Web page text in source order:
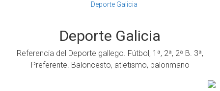
Deporte Galicia
Referencia del Deporte gallego. Fútbol, 1ª, 2ª, 2ª B. 3ª,
Preferente. Baloncesto, atletismo, balonmano